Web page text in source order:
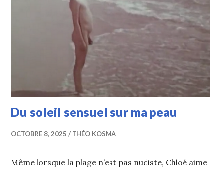
Du soleil sensuel sur ma peau
OCTOBRE 8, 2025 THÉO KOSMA
Même lorsque la plage n’est pas nudiste, Chloé aime